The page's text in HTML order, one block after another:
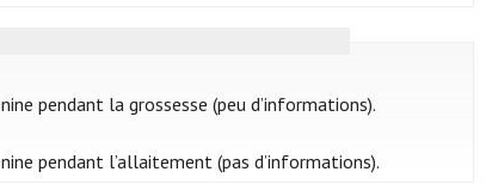
pendant la grossesse (peu d’informations).
pendant l’allaitement (pas d’informations).